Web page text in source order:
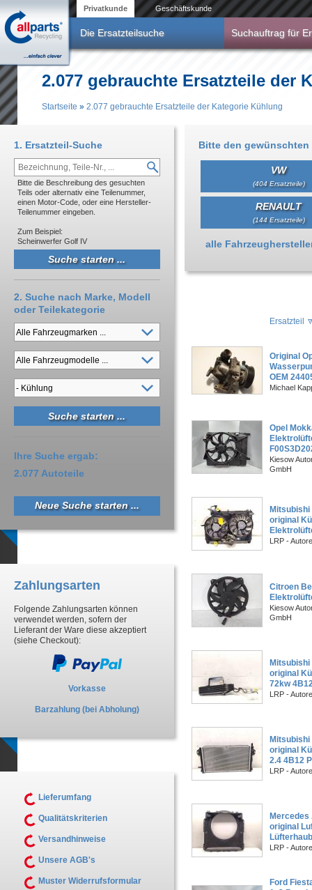
Privatkunde Geschäftskunde
Die Ersatzteilsuche Suchauftrag für
2.077 gebrauchte Ersatzteile der
Startseite » 2.077 gebrauchte Ersatzteile der Kategorie Kühlung
Bitte den gewünschten
VW
(404 Ersatzteile)
RENAULT
(144 Ersatzteile)
Anzeigen
alle
Ersatzteil
Original
OEM
Michael
Opel
Kiesow
GmbH
original
LRP -
Citroen
Kiesow
GmbH
original
72kw
LRP -
original
2.4 4B12
LRP -
Mercedes
original
LRP -
Ford
1. Ersatzteil-Suche
Bitte die Beschreibung des gesuchten
Teils oder alternativ eine Teilenummer,
einen Motor-Code, oder eine Hersteller-
Teilenummer eingeben.
Zum Beispiel:
Scheinwerfer Golf IV
2. Suche nach Marke, Modell
oder Teilekategorie
Ihre Suche ergab:
2.077 Autoteile
Neue Suche starten ...
Zahlungsarten
Folgende Zahlungsarten können
verwendet werden, sofern der
Lieferant der Ware diese akzeptiert
(siehe Checkout):
Vorkasse
Barzahlung (bei Abholung)
Lieferumfang
Qualitätskriterien
Versandhinweise
Unsere AGB's
Muster Widerrufsformular